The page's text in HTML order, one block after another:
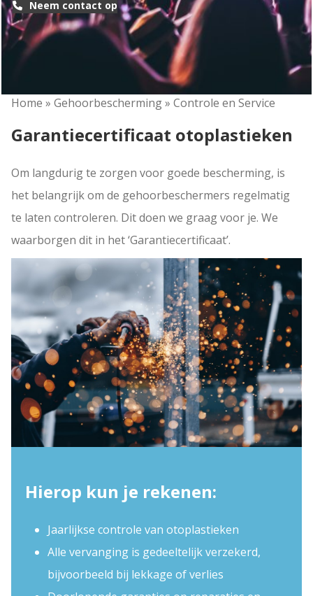
Neem contact op
Home » Gehoorbescherming» Controle en Service
Garantiecertificaat otoplastieken
Om langdurig te zorgen voor goede bescherming, is
het belangrijk om de gehoorbeschermers regelmatig
te laten controleren. Dit doen we graag voor je. We
waarborgen dit in het ‘Garantiecertificaat’.
Hierop kun je rekenen:
Jaarlijkse controle van otoplastieken
Alle vervanging is gedeeltelijk verzekerd,
bijvoorbeeld bij lekkage of verlies